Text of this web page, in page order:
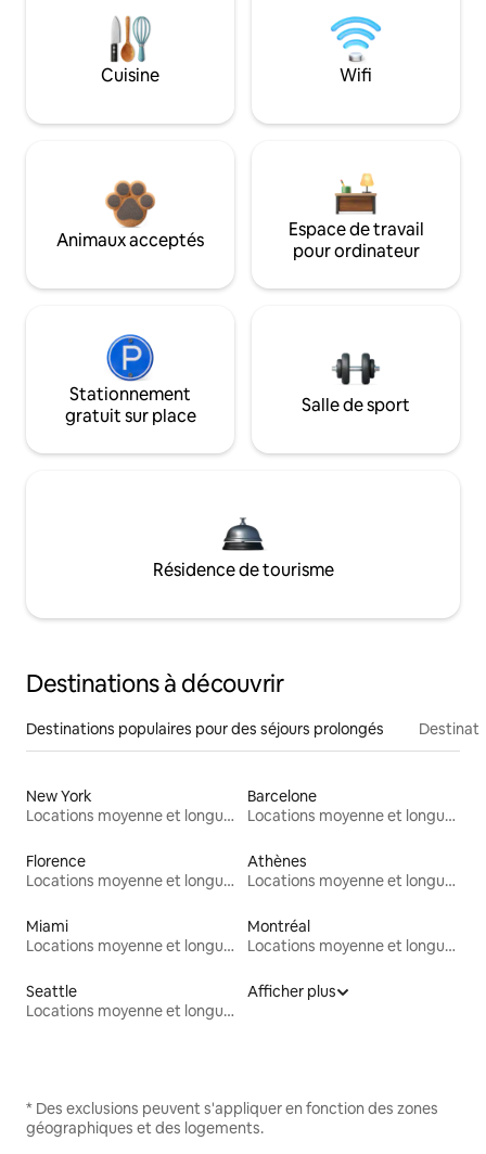
Cuisine Wifi
Animaux acceptés
Espace de travail
pour ordinateur
Stationnement
gratuit sur place
Salle de sport
Résidence de tourisme
Destinations à découvrir
Destinations populaires pour des séjours prolongés
New York
Locations moyenne et longue durée
Barcelone
Locations moyenne et longue durée
Florence
Locations moyenne et longue durée
Athènes
Locations moyenne et longue durée
Miami
Locations moyenne et longue durée
Montréal
Locations moyenne et longue durée
Seattle
Locations moyenne et longue durée
Afficher plus
* Des exclusions peuvent s'appliquer en fonction des zones
géographiques et des logements.